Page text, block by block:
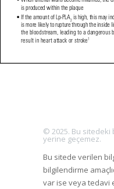
© 2025. Bu sitedeki
yerine geçemez.
Bu sitede verilen
bilgilendirme
var ise veya tedavi